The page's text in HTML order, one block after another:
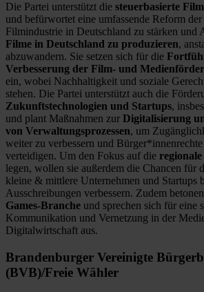
Die Partei unterstützt die steuerbasierte
und befürwortet eine umfassende Reform
Filmindustrie in Deutschland zu stärken und
Filme in Deutschland zu produzieren,
abzuwandern. Sie setzen sich für die
Verbesserung der Film- und
ein, wobei Nachhaltigkeit und soziale
stehen. Die Partei unterstützt auch die
Zukunftstechnologien und Startups,
und plant Maßnahmen zur Digitalisierung
von Verwaltungsprozessen, um
weiter zu verbessern und
verteidigen. Um den Fokus auf die
legen, wollen sie außerdem die Chancen für
kleine & mittlere Unternehmen und Startups
Ausschreibungen verbessern. Zudem
Games-Branche und sprechen sich für eine
Kommunikation und Vernetzung in der
Digitalwirtschaft aus.
Brandenburger Vereinigte
(BVB)/Freie Wähler